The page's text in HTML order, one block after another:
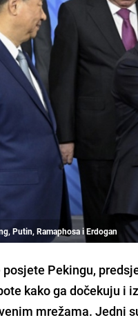
Putin, Ramaphosa i Erdogan
posjete Pekingu,
kako ga dočekuju i
mrežama. Jedni